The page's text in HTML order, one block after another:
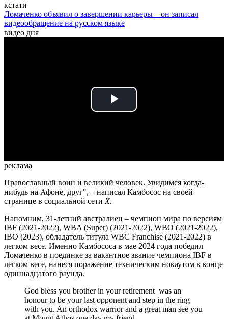
кстати
Ломаченко объявил о завершении карьеры – он записал
видеообращение на русском языке
видео дня
Play
реклама
Православный воин и великий человек. Увидимся когда-
нибудь на Афоне, друг", – написал Камбосос на своей
странице в социальной сетиХ.
Напомним, 31-летний австралиец – чемпион мира по версиям
IBF (2021-2022), WBA (Super) (2021-2022), WBO (2021-2022),
IBO (2023), обладатель титула WBC Franchise (2021-2022) в
легком весе. Именно Камбососа в мае 2024 года победил
Ломаченко в поединке за вакантное звание чемпиона IBF в
легком весе, нанеся поражение техническим нокаутом в конце
одиннадцатого раунда.
God bless you brother in your retirement ️ was an
honour to be your last opponent and step in the ring
with you. An orthodox warrior and a great man see you